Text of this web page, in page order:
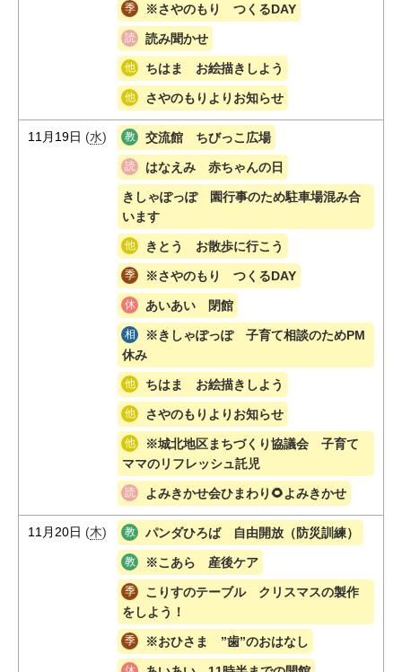
※さやのもり つくるDAY
読み聞かせ
ちはま お絵描きしよう
さやのもりよりお知らせ
11月19日 (水) 交流館 ちびっこ広場
はなえみ 赤ちゃんの日
きしゃぽっぽ 園行事のため駐車場混み合
います
きとう お散歩に行こう
※さやのもり つくるDAY
あいあい 閉館
※きしゃぽっぽ 子育て相談のためPM
休み
ちはま お絵描きしよう
さやのもりよりお知らせ
※城北地区まちづくり協議会 子育て
ママのリフレッシュ託児
よみきかせ会ひまわり🌻よみきかせ
11月20日 (木) パンダひろば 自由開放（防災訓練）
※こあら 産後ケア
こりすのテーブル クリスマスの製作
をしよう！
※おひさま ”歯”のおはなし